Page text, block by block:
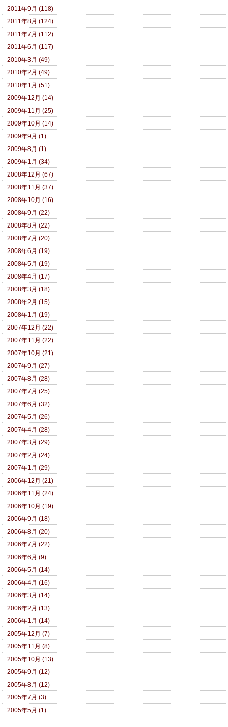
2011年9月 (118)
2011年8月 (124)
2011年7月 (112)
2011年6月 (117)
2010年3月 (49)
2010年2月 (49)
2010年1月 (51)
2009年12月 (14)
2009年11月 (25)
2009年10月 (14)
2009年9月 (1)
2009年8月 (1)
2009年1月 (34)
2008年12月 (67)
2008年11月 (37)
2008年10月 (16)
2008年9月 (22)
2008年8月 (22)
2008年7月 (20)
2008年6月 (19)
2008年5月 (19)
2008年4月 (17)
2008年3月 (18)
2008年2月 (15)
2008年1月 (19)
2007年12月 (22)
2007年11月 (22)
2007年10月 (21)
2007年9月 (27)
2007年8月 (28)
2007年7月 (25)
2007年6月 (32)
2007年5月 (26)
2007年4月 (28)
2007年3月 (29)
2007年2月 (24)
2007年1月 (29)
2006年12月 (21)
2006年11月 (24)
2006年10月 (19)
2006年9月 (18)
2006年8月 (20)
2006年7月 (22)
2006年6月 (9)
2006年5月 (14)
2006年4月 (16)
2006年3月 (14)
2006年2月 (13)
2006年1月 (14)
2005年12月 (7)
2005年11月 (8)
2005年10月 (13)
2005年9月 (12)
2005年8月 (12)
2005年7月 (3)
2005年5月 (1)